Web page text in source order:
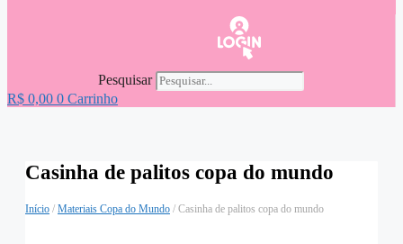
Pesquisar
R$ 0,00 0 Carrinho
Casinha de palitos copa do mundo
Início / Materiais Copa do Mundo / Casinha de palitos copa do mundo